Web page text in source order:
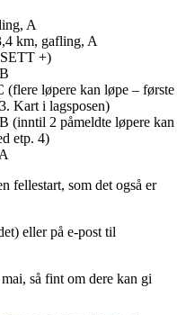
A
km, gafling, A
+)
(flere løpere kan løpe – første
Kart i lagsposen)
(inntil 2 påmeldte løpere kan
etp. 4)
fellestart, som det også er
eller på e-post til
så fint om dere kan gi